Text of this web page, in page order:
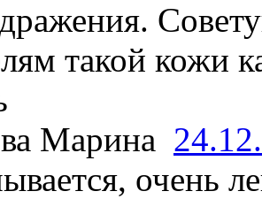
такой кожи
Марина
очень